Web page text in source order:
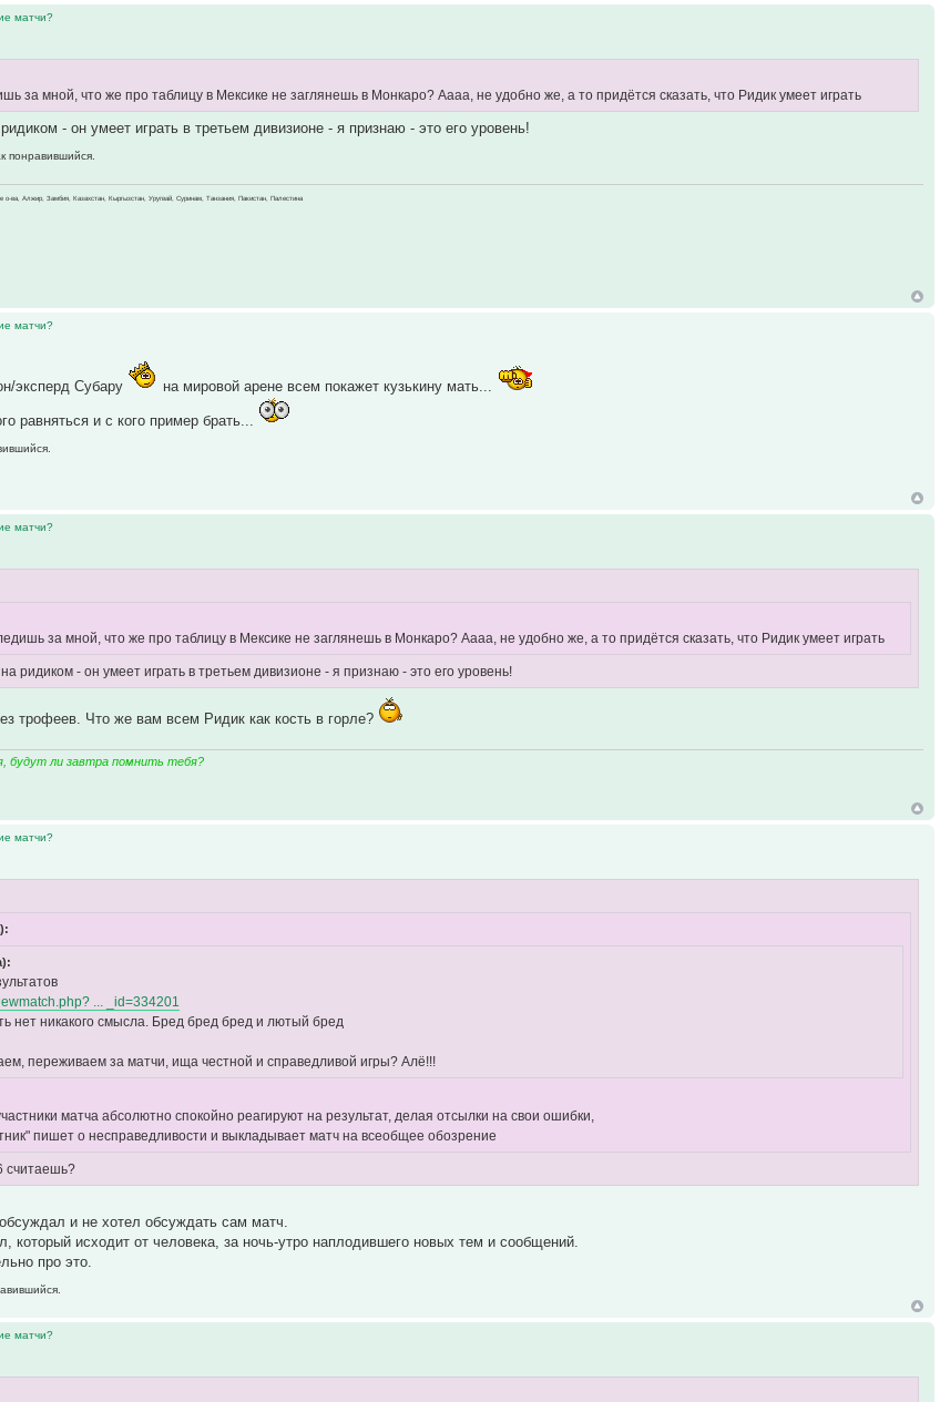
матчи?
за мной, что же про таблицу в Мексике не заглянешь в Монкаро? Аааа, не удобно же, а то придётся сказать, что Ридик умеет играть
- он умеет играть в третьем дивизионе - я признаю - это его уровень!
понравившийся.
о-ва, Алжир, Замбия, Казахстан, Кыргызстан, Уругвай, Суринам, Танзания, Пакистан, Палестина
матчи?
эксперд Субару на мировой арене всем покажет кузькину мать...
равняться и с кого пример брать...
матчи?
за мной, что же про таблицу в Мексике не заглянешь в Монкаро? Аааа, не удобно же, а то придётся сказать, что Ридик умеет играть
ридиком - он умеет играть в третьем дивизионе - я признаю - это его уровень!
трофеев. Что же вам всем Ридик как кость в горле?
будут ли завтра помнить тебя?
матчи?
... _id=334201
нет никакого смысла. Бред бред бред и лютый бред
переживаем за матчи, ища честной и справедливой игры? Алё!!!
матча абсолютно спокойно реагируют на результат, делая отсылки на свои ошибки,
пишет о несправедливости и выкладывает матч на всеобщее обозрение
считаешь?
и не хотел обсуждать сам матч.
который исходит от человека, за ночь-утро наплодившего новых тем и сообщений.
про это.
матчи?